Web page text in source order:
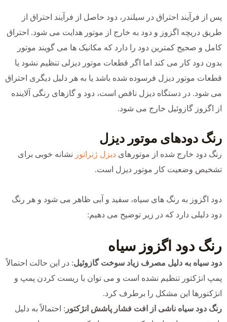
پس از فرآیند احتراق در سیلندر، دود حاصل از فرآیند احتراق از
طریق دریچه اگزوز و دود به خارج از موتور هدایت می شود. احتراق
کامل و صحیح کمترین دود را دارد که مکانیک ها می گویند موتور
بدون دود کار می کند اما اگر قطعات موتور دیزلی تنظیم نشود یا
قطعات موتور دیزل فرسوده شده باشد یا به هر دلیل دیگری احتراق
می شود. در دستگاه دیزل ناقص است، دود و گازهای رنگی آلاینده
از اگزوز گازوئیل خارج می شود.
رنگ دودهای موتور دیزل
رنگ دود خارج شده از موتورهای دیزل ژنراتور نشانه خوبی برای
تشخیص وضعیت کار موتور دیزل است.
دود اگزوز به رنگ های سیاه، سفید و آبی ظاهر می شود و هر رنگ
دود دلیلی دارد که در زیر توضیح می دهیم:
رنگ دود اگزوز سیاه
دود سیاه به دلیل مصرف زیاد سوخت گازوئیل: در این حالت احتمالاً
پمپ انژکتور تنظیم نشده است و می توان با ریست کردن پمپ و
انژکتورها این مشکل را برطرف کرد.
رنگ دود سیاه ناشی از افت فشار پاشش انژکتور : احتمالاً به دلیل